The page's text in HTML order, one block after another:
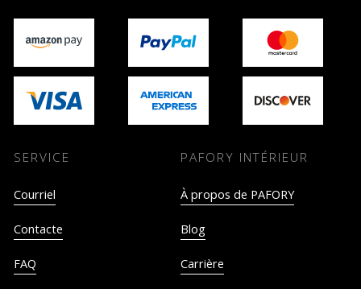
SERVICE
Courriel
Contacte
FAQ
PAFORY INTÉRIEUR
À propos de PAFORY
Blog
Carrière